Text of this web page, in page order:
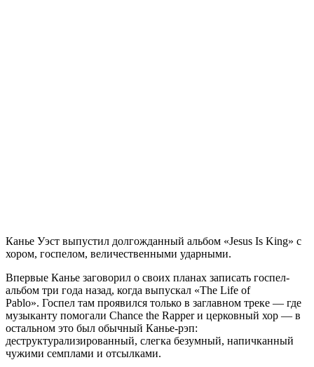
Канье Уэст выпустил долгожданный альбом «Jesus Is King» с
хором, госпелом, величественными ударными.
Впервые Канье заговорил о своих планах записать госпел-
альбом три года назад, когда выпускал «The Life of
Pablo». Госпел там проявился только в заглавном треке — где
музыканту помогали Chance the Rapper и церковный хор — в
остальном это был обычный Канье-рэп:
деструктурализированный, слегка безумный, напичканный
чужими семплами и отсылками.